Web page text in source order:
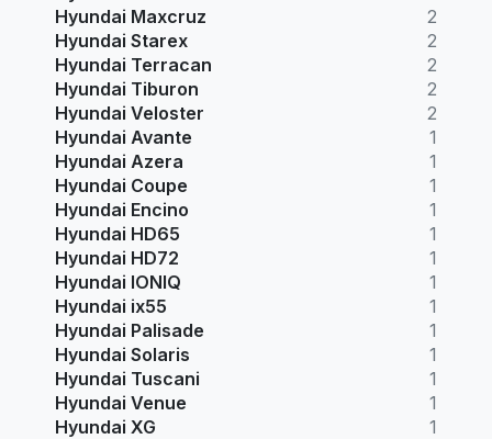
Hyundai Maxcruz
2
Hyundai Starex
2
Hyundai Terracan
2
Hyundai Tiburon
2
Hyundai Veloster
2
Hyundai Avante
1
Hyundai Azera
1
Hyundai Coupe
1
Hyundai Encino
1
Hyundai HD65
1
Hyundai HD72
1
Hyundai IONIQ
1
Hyundai ix55
1
Hyundai Palisade
1
Hyundai Solaris
1
Hyundai Tuscani
1
Hyundai Venue
1
Hyundai XG
1